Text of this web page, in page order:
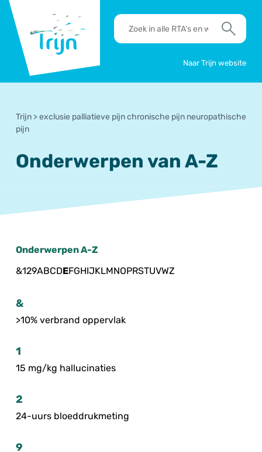
Trijn
RTA's
en
Zoek
Naar Trijn website
Trijn >exclusie palliatieve pijn chronische pijn neuropathische
pijn
Onderwerpen van A-Z
Onderwerpen A-Z
&129ABCDEFGHIJKLMNOPRSTUVWZ
&
>10% verbrand oppervlak
1
15 mg/kg hallucinaties
2
24-uurs bloeddrukmeting
9